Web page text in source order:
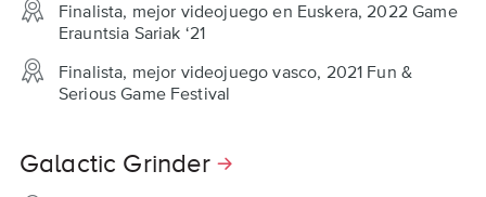
Finalista, mejor videojuego en Euskera, 2022 Game
Erauntsia Sariak ‘21
Finalista, mejor videojuego vasco, 2021 Fun &
Serious Game Festival
Galactic Grinder